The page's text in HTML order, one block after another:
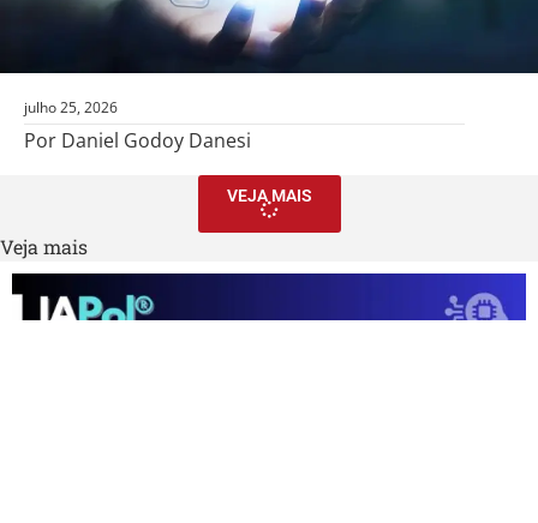
julho 25, 2026
Por Daniel Godoy Danesi
VEJA MAIS
Veja mais